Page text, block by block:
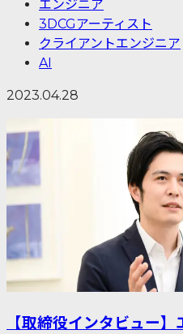
エンジニア
3DCGアーティスト
クライアントエンジニア
AI
2023.04.28
【取締役インタビュー